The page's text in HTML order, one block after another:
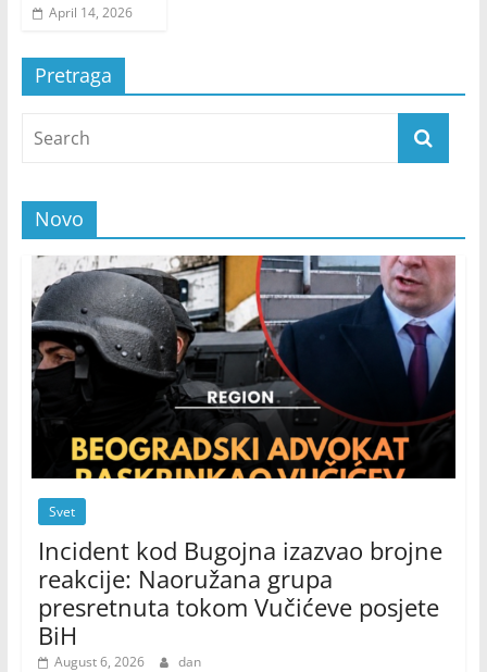
April 14, 2026
Pretraga
Novo
Svet
Incident kod Bugojna izazvao brojne
reakcije: Naoružana grupa
presretnuta tokom Vučićeve posjete
BiH
August 6, 2026 dan